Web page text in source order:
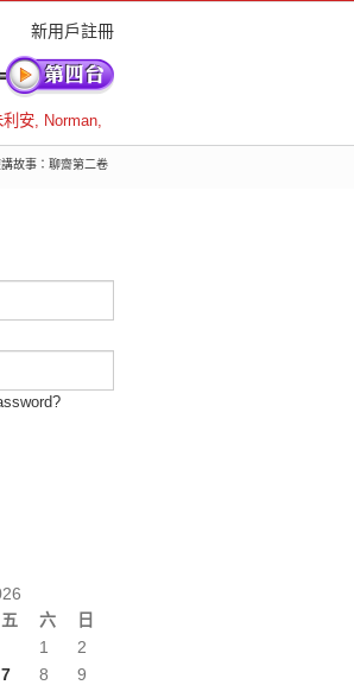
新用戶註冊
利安, Norman,
故事：聊齋第二卷
五 六 日
1
2
7 8
9